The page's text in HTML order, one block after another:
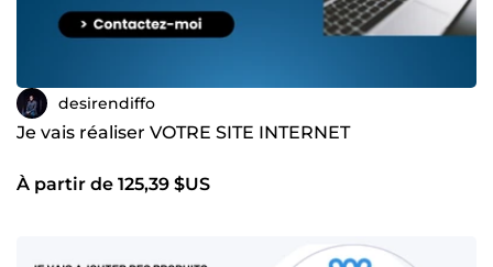
desirendiffo
Je vais réaliser VOTRE SITE INTERNET
À partir de 125,39 $US